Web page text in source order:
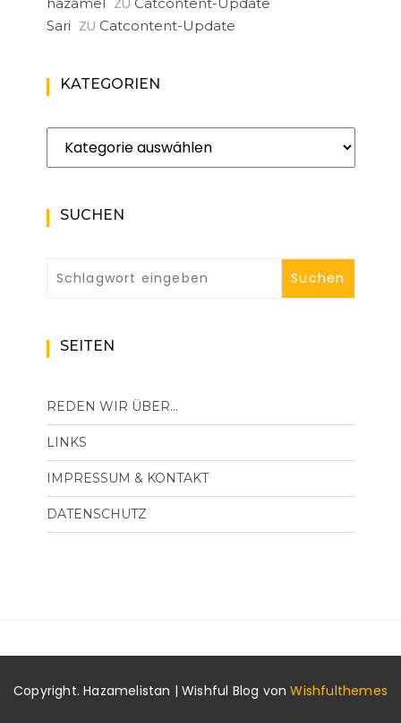
hazamel
Catcontent-Update
Sari ZU Catcontent-Update
KATEGORIEN
Kategorien
SUCHEN
SEITEN
REDEN WIR ÜBER…
LINKS
IMPRESSUM & KONTAKT
DATENSCHUTZ
Copyright. Hazamelistan | Wishful Blog vonWishfulthemes